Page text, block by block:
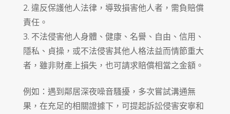
違反保護他人法律，導致損害他人者，需負賠償
責任。
不法侵害他人身體、健康、名譽、自由、信用、
隱私、貞操，或不法侵害其他人格法益而情節重大
者，雖非財產上損失，也可請求賠償相當之金額。
例如：遇到鄰居深夜噪音騷擾，多次嘗試溝通無
果，在充足的相關證據下，可提起訴訟侵害安寧和